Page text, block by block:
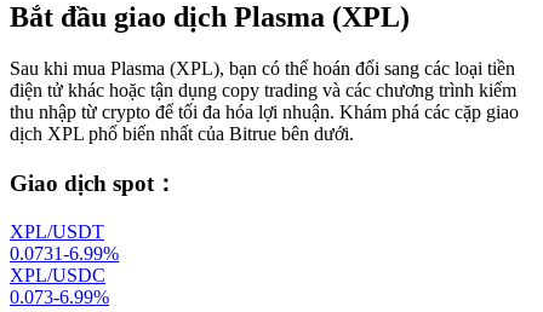
Bắt đầu giao dịch Plasma (XPL)
Sau khi mua Plasma (XPL), bạn có thể hoán đổi sang các loại tiền
điện tử khác hoặc tận dụng copy trading và các chương trình kiếm
thu nhập từ crypto để tối đa hóa lợi nhuận. Khám phá các cặp giao
dịch XPL phổ biến nhất của Bitrue bên dưới.
Giao dịch spot ：
XPL/USDT
0.0731-6.99%
XPL/USDC
0.073-6.99%